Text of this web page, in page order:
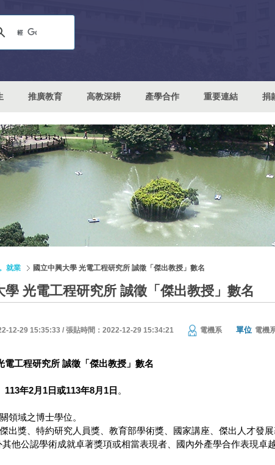
推廣教育 高教深耕 產學合作 重要連結 捐
就業 國立中興大學 光電工程研究所 誠徵「傑出教授」數名
學 光電工程研究所 誠徵「傑出教授」數名
12-29 15:35:33 / 張貼時間：2022-12-29 15:34:21 電機系 單位 電機
電工程研究所 誠徵「傑出教授」數名
113年2月 1 日或113年8月 1 日 。
領域之博士學位。
出獎、特約研究人員獎、教育部學術獎、國家講座、傑出人才發
他公認學術成就卓著獎項或相當表現者、國內外產學合作表現卓越